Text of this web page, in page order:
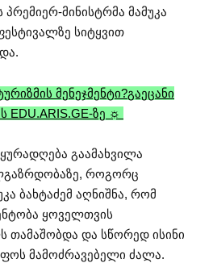
მინისტრმა მამუკა
სიტყვით
მენეჯმენტი?გაეცანი
EDU.ARIS.GE-ზე ☼
გაამახვილა
როგორც
ბახტაძემ აღნიშნა, რომ
ყოველთვის
და სწორედ ისინი
მამოძრავებელი ძალა.